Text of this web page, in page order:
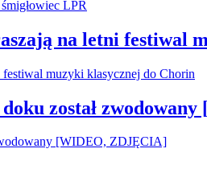
na letni festiwal
doku został